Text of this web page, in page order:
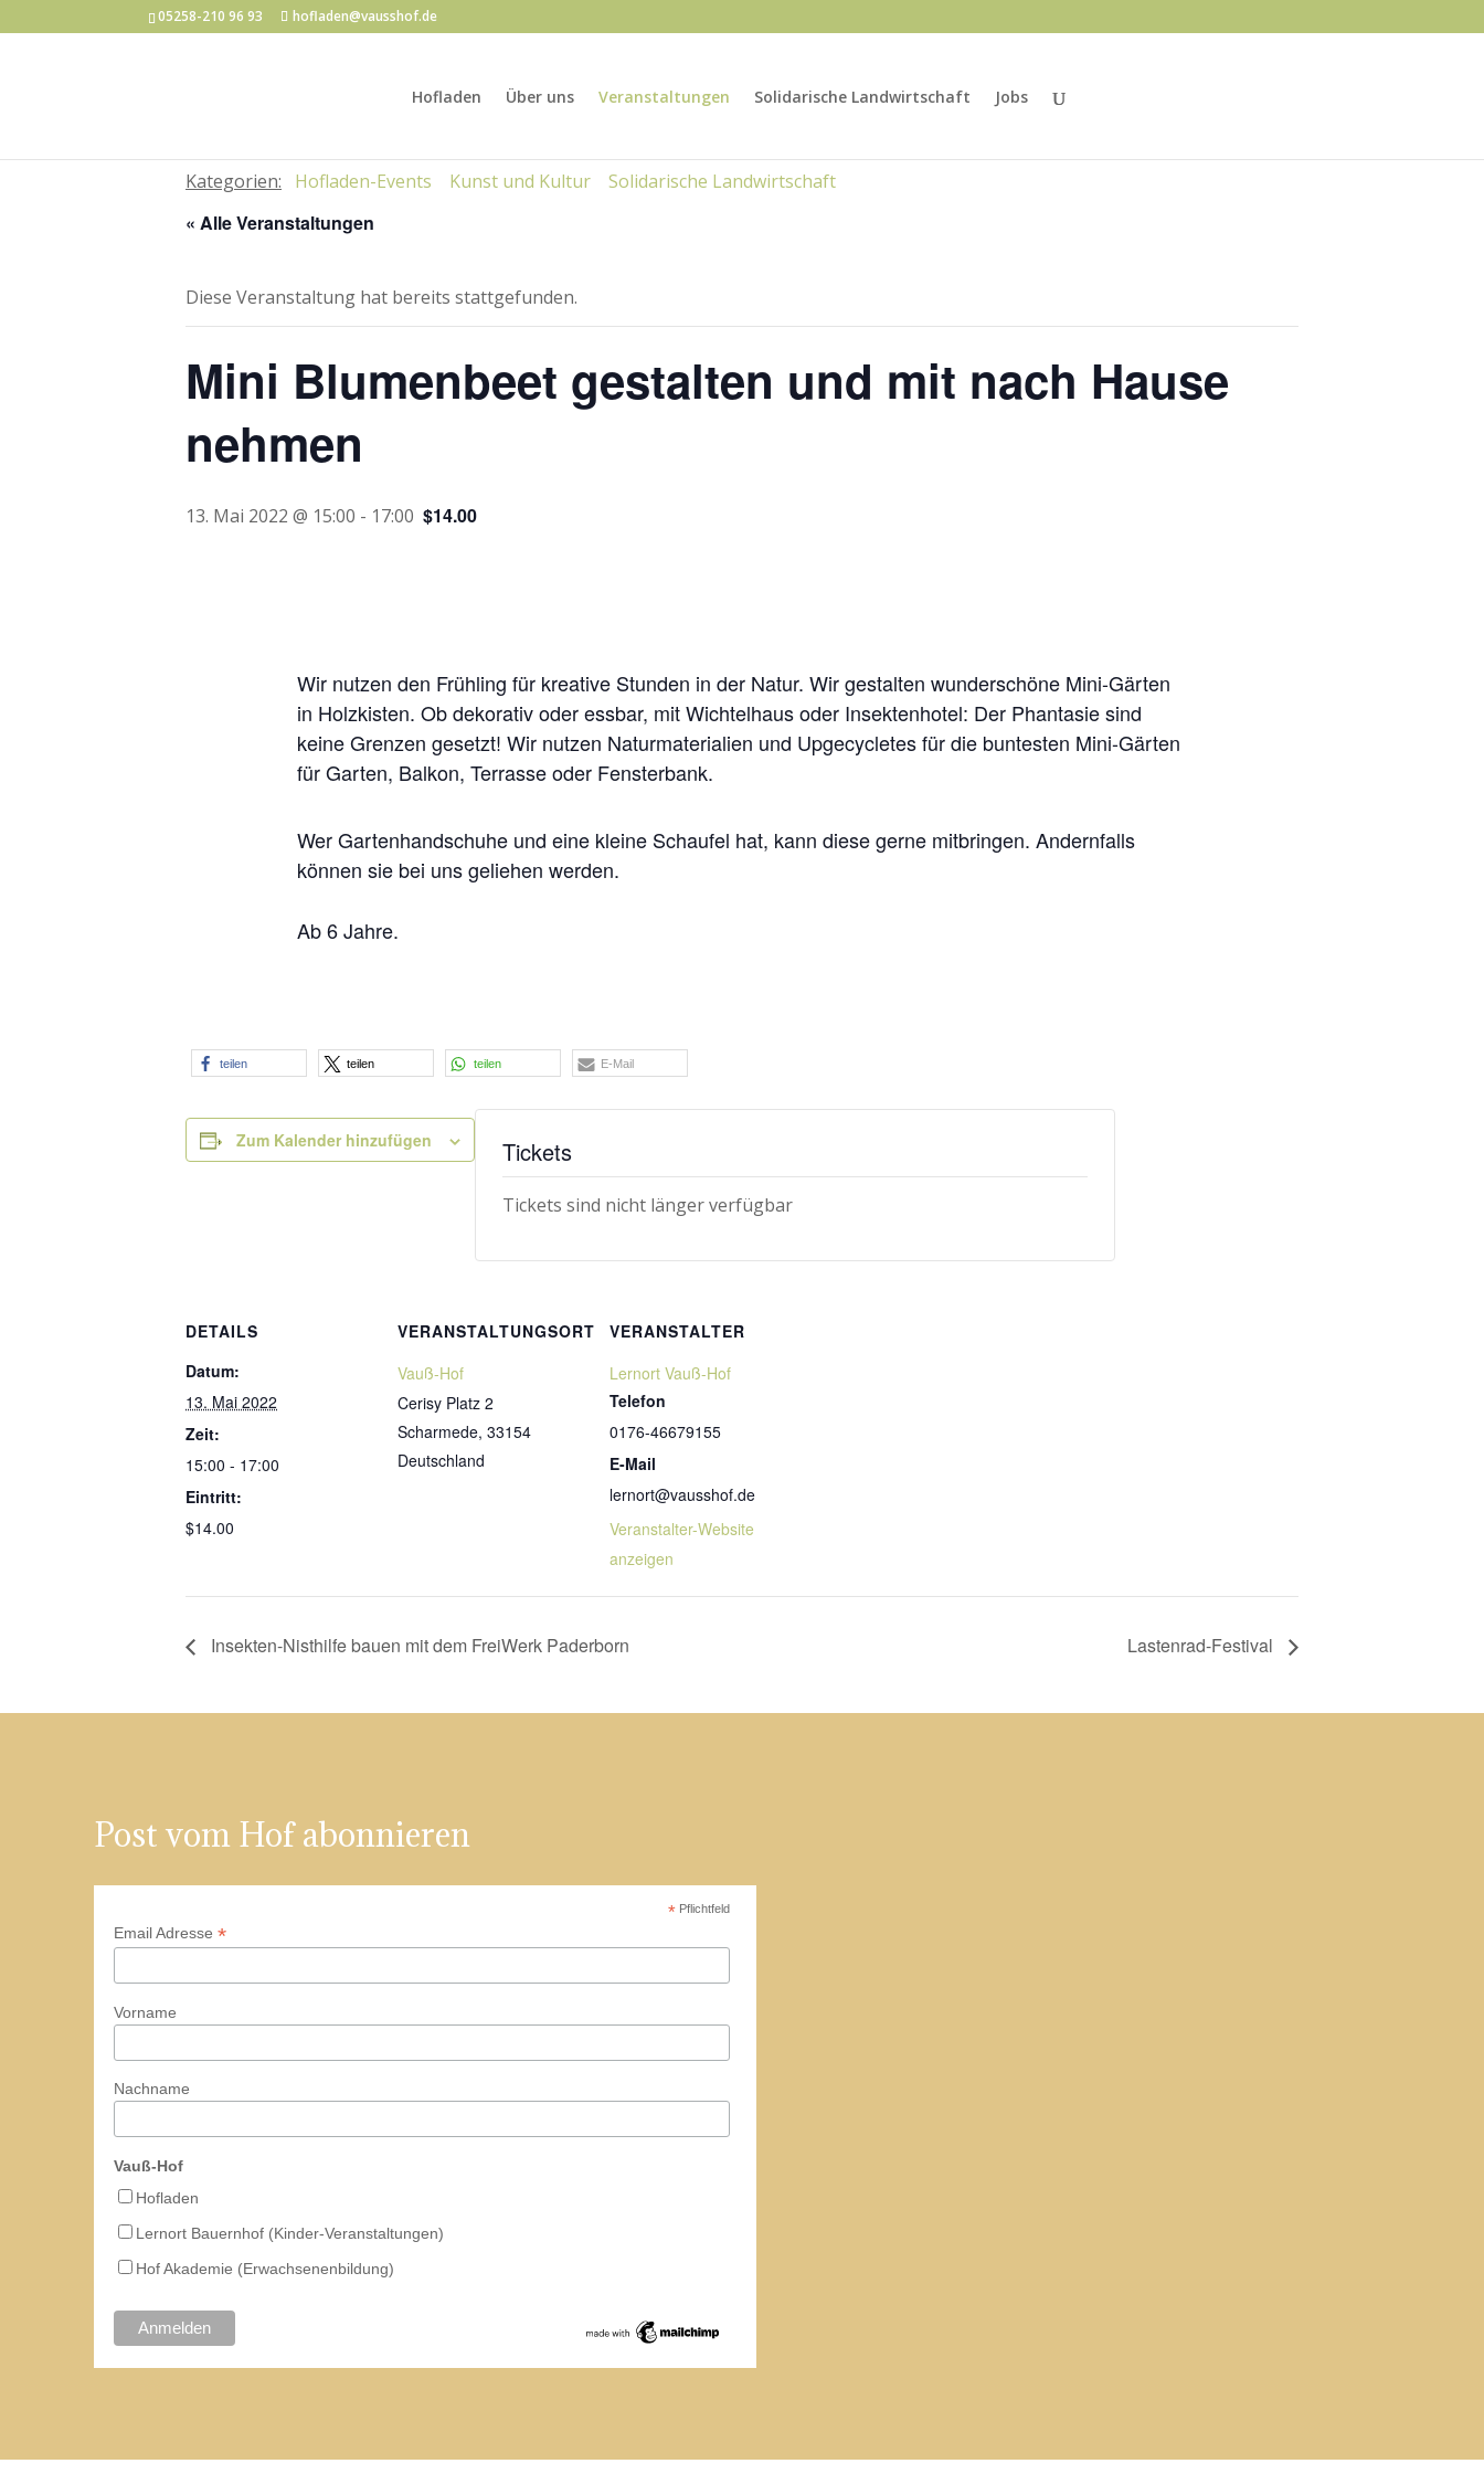
05258-210 96 93 hofladen@vausshof.de
Hofladen Über uns Veranstaltungen Solidarische Landwirtschaft Jobs
Kategorien: Hofladen-Events Kunst und Kultur Solidarische Landwirtschaft
« Alle Veranstaltungen
Diese Veranstaltung hat bereits stattgefunden.
Mini Blumenbeet gestalten und mit nach Hause
nehmen
13. Mai 2022 @ 15:00 - 17:00 $14.00
Wir nutzen den Frühling für kreative Stunden in der Natur. Wir gestalten wunderschöne Mini-Gärten
in Holzkisten. Ob dekorativ oder essbar, mit Wichtelhaus oder Insektenhotel: Der Phantasie sind
keine Grenzen gesetzt! Wir nutzen Naturmaterialien und Upgecycletes für die buntesten Mini-Gärten
für Garten, Balkon, Terrasse oder Fensterbank.
Wer Gartenhandschuhe und eine kleine Schaufel hat, kann diese gerne mitbringen. Andernfalls
können sie bei uns geliehen werden.
Ab 6 Jahre.
teilen teilen teilen E-Mail
Zum Kalender hinzufügen Tickets
Tickets sind nicht länger verfügbar
DETAILS
Datum:
13. Mai 2022
Zeit:
15:00 - 17:00
Eintritt:
$14.00
VERANSTALTUNGSORT
Vauß-Hof
Cerisy Platz 2
Scharmede, 33154
Deutschland
VERANSTALTER
Lernort Vauß-Hof
Telefon
0176-46679155
E-Mail
lernort@vausshof.de
Veranstalter-Website
anzeigen
Insekten-Nisthilfe bauen mit dem FreiWerk Paderborn Lastenrad-Festival
Post vom Hof abonnieren
* Pflichtfeld
Email Adresse *
Vorname
Nachname
Vauß-Hof
Hofladen
Lernort Bauernhof (Kinder-Veranstaltungen)
Hof Akademie (Erwachsenenbildung)